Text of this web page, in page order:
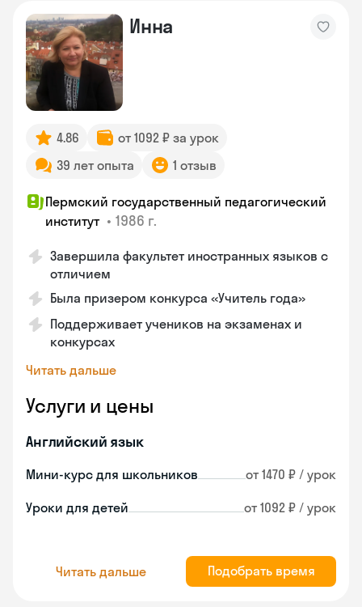
Инна
4.86
от 1092 ₽ за урок
39 лет опыта
1 отзыв
Пермский государственный педагогический
институт • 1986 г.
Завершила факультет иностранных языков с
отличием
Была призером конкурса «Учитель года»
Поддерживает учеников на экзаменах и
конкурсах
Читать дальше
Услуги и цены
Английский язык
Мини-курс для школьников от 1470 ₽ / урок
Уроки для детей от 1092 ₽ / урок
Читать дальше Подобрать время